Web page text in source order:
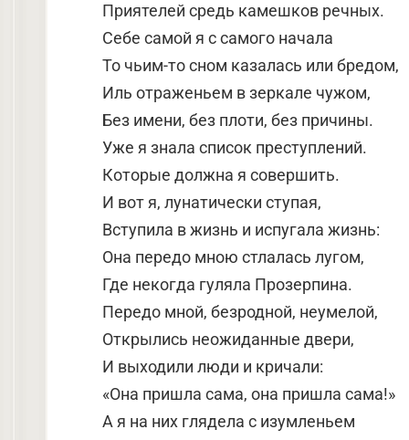
Приятелей средь камешков речных.
Себе самой я с самого начала
То чьим-то сном казалась или бредом,
Иль отраженьем в зеркале чужом,
Без имени, без плоти, без причины.
Уже я знала список преступлений.
Которые должна я совершить.
И вот я, лунатически ступая,
Вступила в жизнь и испугала жизнь:
Она передо мною стлалась лугом,
Где некогда гуляла Прозерпина.
Передо мной, безродной, неумелой,
Открылись неожиданные двери,
И выходили люди и кричали:
«Она пришла сама, она пришла сама!»
А я на них глядела с изумленьем